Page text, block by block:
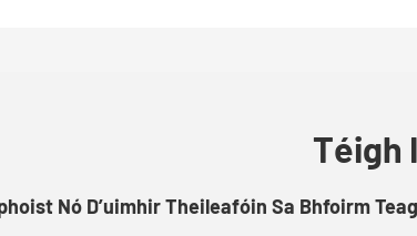
Téigh
Nó D’uimhir Theileafóin Sa Bhfoirm